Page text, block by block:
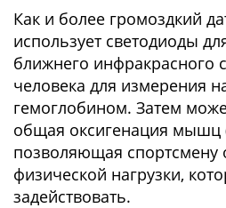
Как и более громоздкий
использует светодиоды
ближнего инфракрасного
человека для
гемоглобином. Затем
общая оксигенация мышц
позволяющая спортсмену
физической нагрузки,
задействовать.